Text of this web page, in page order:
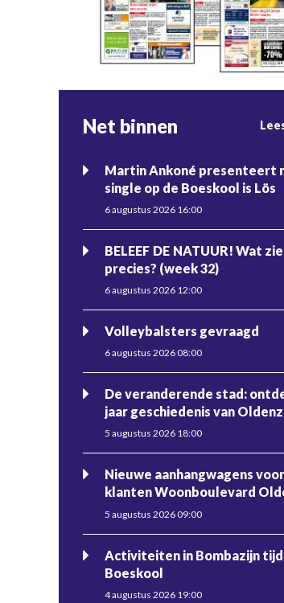
Net binnen
Martin Ankoné presenteert
single op de Boeskool is Lös
6 augustus 2026 16:00
BELEEF DE NATUUR! Wat
precies? (week 32)
6 augustus 2026 12:00
Volleybalsters gevraagd
6 augustus 2026 08:00
De veranderende stad: ontdek
jaar geschiedenis van
5 augustus 2026 18:00
Nieuwe aanhangwagens voor
klanten Woonboulevard
5 augustus 2026 09:00
Activiteiten in Bombazijn
Boeskool
4 augustus 2026 19:00